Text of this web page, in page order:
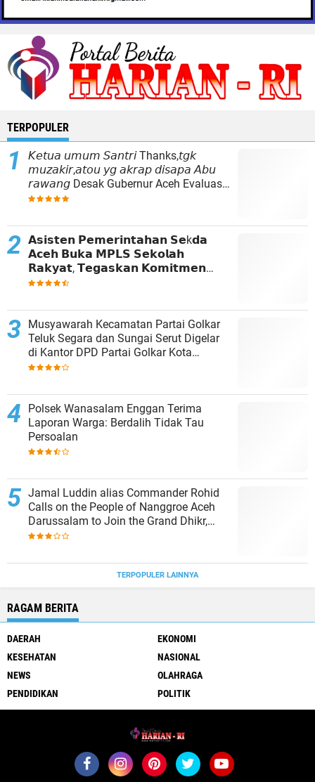
TERPOPULER
𝘒𝘦𝘵𝘶𝘢 𝘶𝘮𝘶𝘮 𝘚𝘢𝘯𝘵𝘳𝘪 Thanks,𝘵𝘨𝘬
𝘮𝘶𝘻𝘢𝘬𝘪𝘳,𝘢𝘵𝘰𝘶 𝘺𝘨 𝘢𝘬𝘳𝘢𝘱 𝘥𝘪𝘴𝘢𝘱𝘢 𝘈𝘣𝘶
𝘳𝘢𝘸𝘢𝘯𝘨 Desak Gubernur Aceh Evaluasi
Total Kepemimpinan Baitul Mal Aceh
𝗔𝘀𝗶𝘀𝘁𝗲𝗻 𝗣𝗲𝗺𝗲𝗿𝗶𝗻𝘁𝗮𝗵𝗮𝗻 𝗦𝗲k𝗱𝗮
𝗔𝗰𝗲𝗵 𝗕𝘂𝗸𝗮 𝗠𝗣𝗟𝗦 𝗦𝗲𝗸𝗼𝗹𝗮𝗵
𝗥𝗮𝗸𝘆𝗮𝘁, 𝗧𝗲𝗴𝗮𝘀𝗸𝗮𝗻 𝗞𝗼𝗺𝗶𝘁𝗺𝗲𝗻
𝗣𝗲𝗺𝗲𝗿𝗶𝗻𝘁𝗮𝗵 𝗧𝗶𝗻𝗴𝗸𝗮𝘁𝗸𝗮𝗻 𝗔𝗸𝘀𝗲𝘀
Musyawarah Kecamatan Partai Golkar
Teluk Segara dan Sungai Serut Digelar
di Kantor DPD Partai Golkar Kota
Bengkulu
Polsek Wanasalam ‎Enggan Terima
Laporan Warga: Berdalih Tidak Tau
Persoalan
Jamal Luddin alias Commander Rohid
Calls on the People of Nanggroe Aceh
Darussalam to Join the Grand Dhikr,
Collective Prayer, and National Solidarity
TERPOPULER LAINNYA
RAGAM BERITA
DAERAH
EKONOMI
KESEHATAN
NASIONAL
NEWS
OLAHRAGA
PENDIDIKAN
POLITIK